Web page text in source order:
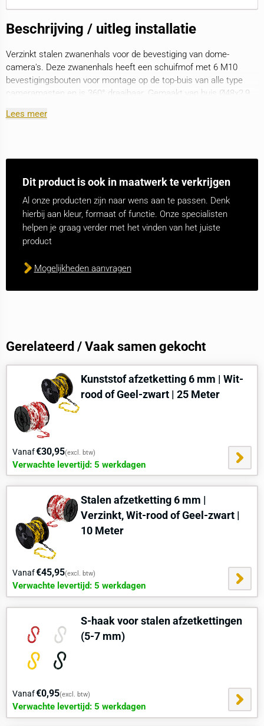
Beschrijving / uitleg installatie
Verzinkt stalen zwanenhals voor de bevestiging van dome-
camera's. Deze zwanenhals heeft een schuifmof met 6 M10
bevestigingsbouten voor montage op de top-buis van alle type
cameramasten en is 360° draaibaar. Gemaakt van buis Ø48x2,9
Lees meer
Dit product is ook in maatwerk te verkrijgen
Al onze producten zijn naar wens aan te passen. Denk
hierbij aan kleur, formaat of functie. Onze specialisten
helpen je graag verder met het vinden van het juiste
product
Mogelijkheden aanvragen
Gerelateerd / Vaak samen gekocht
Kunststof afzetketting 6 mm | Wit-
rood of Geel-zwart | 25 Meter
Vanaf€30,95(excl. btw)
Verwachte levertijd: 5 werkdagen
Stalen afzetketting 6 mm |
Verzinkt, Wit-rood of Geel-zwart |
10 Meter
Vanaf€45,95(excl. btw)
Verwachte levertijd: 5 werkdagen
S-haak voor stalen afzetkettingen
(5-7 mm)
Vanaf€0,95(excl. btw)
Verwachte levertijd: 5 werkdagen